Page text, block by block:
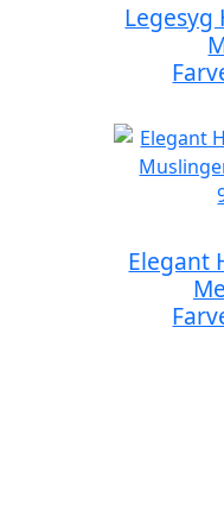
Legesyg
Elegant